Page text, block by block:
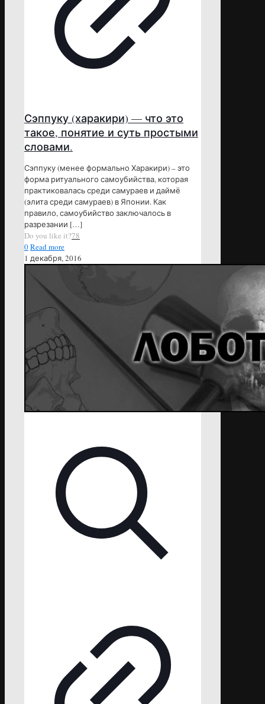
Сэппуку (харакири) — что это
такое, понятие и суть простыми
словами.
Сэппуку (менее формально Харакири) – это
форма ритуального самоубийства, которая
практиковалась среди самураев и даймё
(элита среди самураев) в Японии. Как
правило, самоубийство заключалось в
разрезании […]
Do you like it?78
0Read more
1 декабря, 2016